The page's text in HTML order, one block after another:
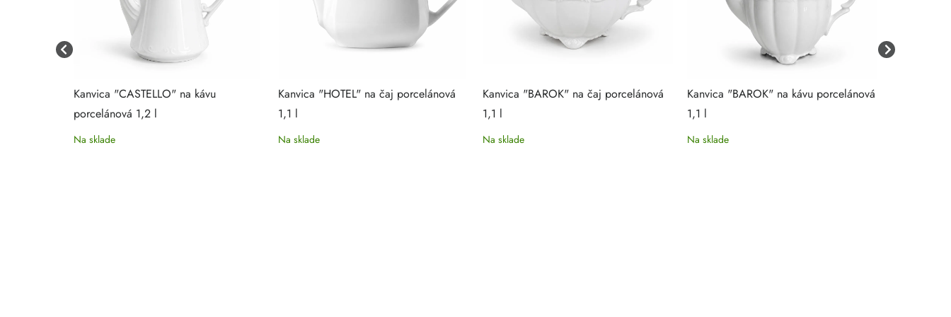
Kanvica "CASTELLO" na kávu
porcelánová 1,2 l
Na sklade
Kanvica "HOTEL" na čaj porcelánová
1,1 l
Na sklade
Kanvica "BAROK" na čaj porcelánová
1,1 l
Na sklade
Kanvica "BAROK" na kávu porcelánová
1,1 l
Na sklade